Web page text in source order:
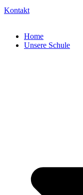
Kontakt
Home
Unsere Schule